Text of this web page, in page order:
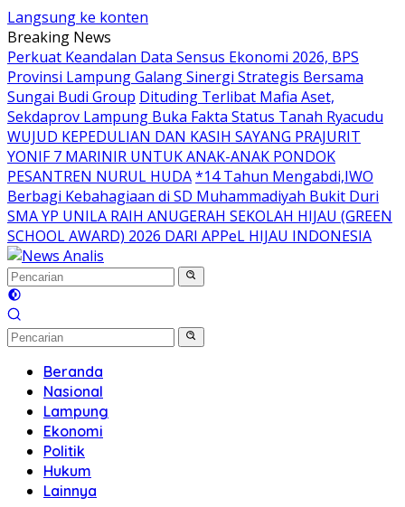
Langsung ke konten
Breaking News
Perkuat Keandalan Data Sensus Ekonomi 2026, BPS
Provinsi Lampung Galang Sinergi Strategis Bersama
Sungai Budi Group Dituding Terlibat Mafia Aset,
Sekdaprov Lampung Buka Fakta Status Tanah Ryacudu
WUJUD KEPEDULIAN DAN KASIH SAYANG PRAJURIT
YONIF 7 MARINIR UNTUK ANAK-ANAK PONDOK
PESANTREN NURUL HUDA*14 Tahun Mengabdi,IWO
Berbagi Kebahagiaan di SD Muhammadiyah Bukit Duri
SMA YP UNILA RAIH ANUGERAH SEKOLAH HIJAU (GREEN
SCHOOL AWARD) 2026 DARI APPeL HIJAU INDONESIA
Beranda
Nasional
Lampung
Ekonomi
Politik
Hukum
Lainnya